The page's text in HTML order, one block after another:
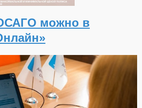
можно в